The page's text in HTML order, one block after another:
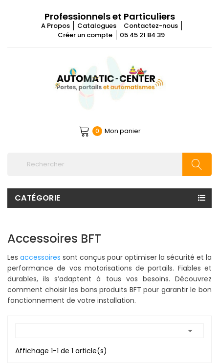
Professionnels et Particuliers
A Propos Catalogues
Contactez-nous
Créer un compte
05 45 21 84 39
0 Mon panier
CATÉGORIE
Accessoires BFT
Les accessoires sont conçus pour optimiser la sécurité et la
performance de vos motorisations de portails. Fiables et
durables, ils s’adaptent à tous vos besoins. Découvrez
comment choisir les bons produits BFT pour garantir le bon
fonctionnement de votre installation.

Affichage 1-1 de 1 article(s)